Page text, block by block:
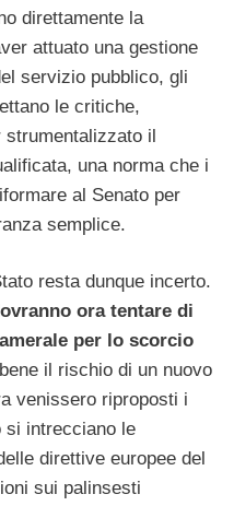
direttamente la
attuato una gestione
servizio pubblico, gli
le critiche,
il
una norma che i
al Senato per
semplice.
resta dunque incerto.
ora tentare di
per lo scorcio
il rischio di un nuovo
venissero riproposti i
si intrecciano le
direttive europee del
sui palinsesti